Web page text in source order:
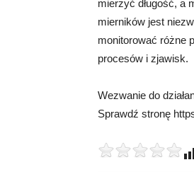
mierzyć długość, a
mierników jest
monitorować różne
procesów i zjawisk.
Wezwanie do
Sprawdź stronę